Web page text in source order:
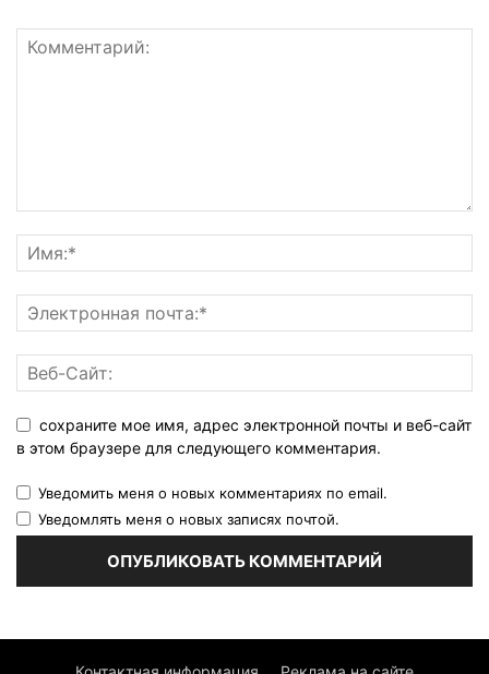
сохраните мое имя, адрес электронной почты и веб-сайт
в этом браузере для следующего комментария.
Уведомить меня о новых комментариях по email.
Уведомлять меня о новых записях почтой.